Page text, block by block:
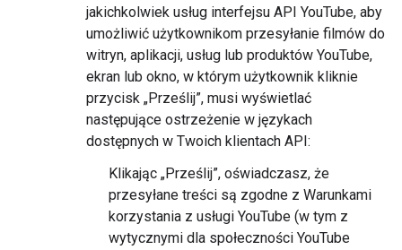
jakichkolwiek usług interfejsu API YouTube, aby
umożliwić użytkownikom przesyłanie filmów do
witryn, aplikacji, usług lub produktów YouTube,
ekran lub okno, w którym użytkownik kliknie
przycisk „Prześlij”, musi wyświetlać
następujące ostrzeżenie w językach
dostępnych w Twoich klientach API:
Klikając „Prześlij”, oświadczasz, że
przesyłane treści są zgodne z Warunkami
korzystania z usługi YouTube (w tym z
wytycznymi dla społeczności YouTube